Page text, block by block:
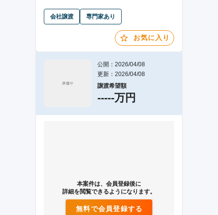
会社譲渡 専門家あり
お気に入り
公開：2026/04/08
更新：2026/04/08
譲渡希望額
-----万円
本案件は、会員登録後に
詳細を閲覧できるようになります。
無料で会員登録する